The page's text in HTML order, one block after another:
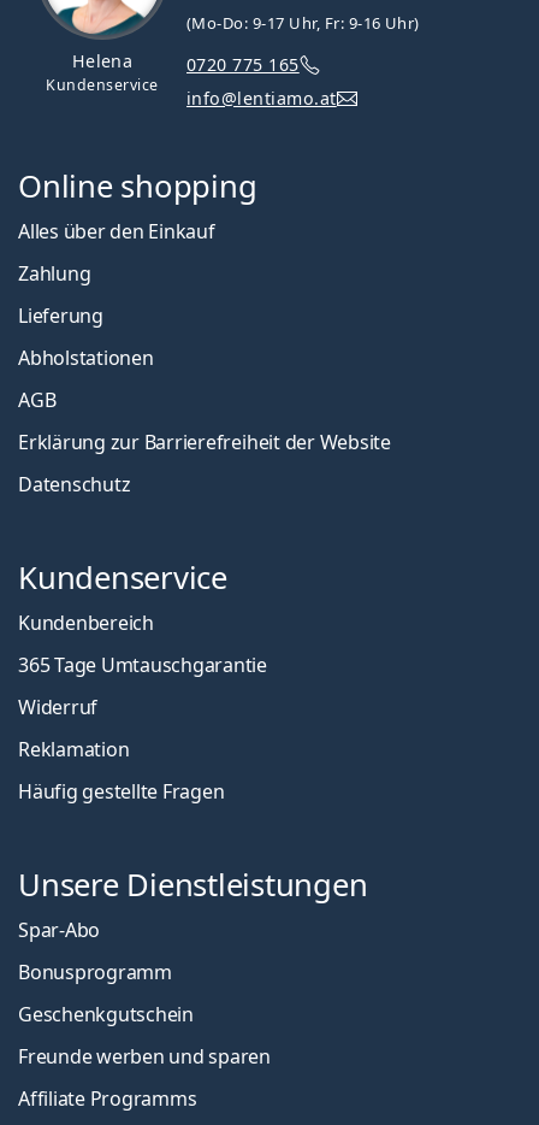
Helena
Kundenservice
(Mo-Do: 9-17 Uhr, Fr: 9-16 Uhr)
0720 775 165
info@lentiamo.at
Online shopping
Alles über den Einkauf
Zahlung
Lieferung
Abholstationen
AGB
Erklärung zur Barrierefreiheit der Website
Datenschutz
Kundenservice
Kundenbereich
365 Tage Umtauschgarantie
Widerruf
Reklamation
Häufig gestellte Fragen
Unsere Dienstleistungen
Spar-Abo
Bonusprogramm
Geschenkgutschein
Freunde werben und sparen
Affiliate Programms